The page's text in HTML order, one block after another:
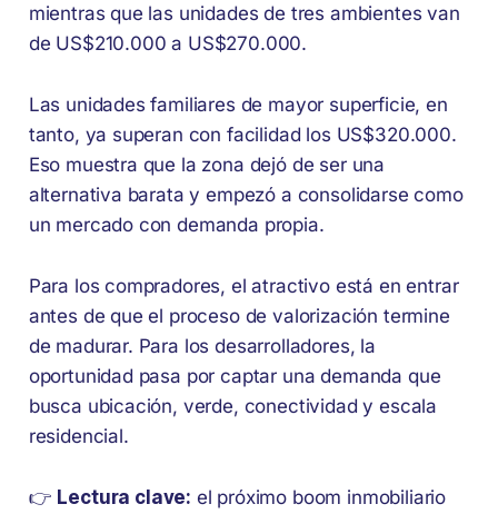
mientras que las unidades de tres ambientes van
de US$210.000 a US$270.000.
Las unidades familiares de mayor superficie, en
tanto, ya superan con facilidad los US$320.000.
Eso muestra que la zona dejó de ser una
alternativa barata y empezó a consolidarse como
un mercado con demanda propia.
Para los compradores, el atractivo está en entrar
antes de que el proceso de valorización termine
de madurar. Para los desarrolladores, la
oportunidad pasa por captar una demanda que
busca ubicación, verde, conectividad y escala
residencial.
👉 Lectura clave: el próximo boom inmobiliario